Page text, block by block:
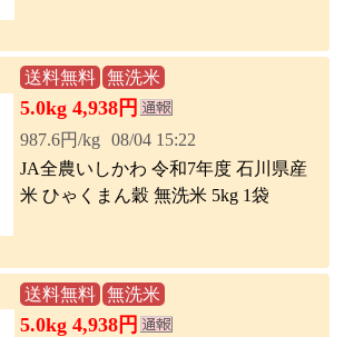
送料無料 無洗米
5.0kg 4,938円
987.6円/kg 08/04 15:22
JA全農いしかわ 令和7年度 石川県産
米 ひゃくまん穀 無洗米 5kg 1袋
送料無料 無洗米
5.0kg 4,938円